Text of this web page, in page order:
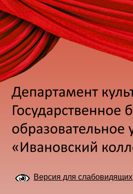
Версия для слабовидящих